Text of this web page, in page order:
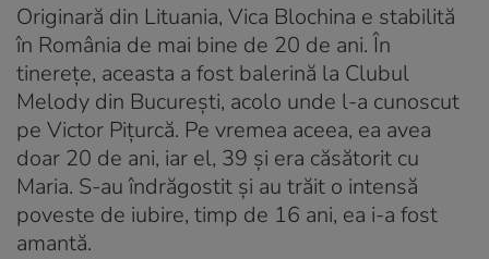
Originară din Lituania, Vica Blochina e stabilită
în România de mai bine de 20 de ani. În
tinerețe, aceasta a fost balerină la Clubul
Melody din București, acolo unde l-a cunoscut
pe Victor Pițurcă. Pe vremea aceea, ea avea
doar 20 de ani, iar el, 39 și era căsătorit cu
Maria. S-au îndrăgostit și au trăit o intensă
poveste de iubire, timp de 16 ani, ea i-a fost
amantă.